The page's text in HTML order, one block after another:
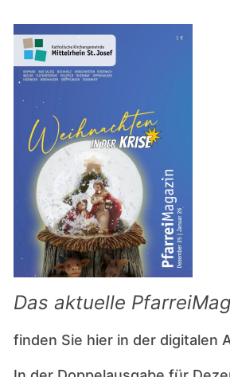
Das aktuelle
finden Sie hier in der digitalen